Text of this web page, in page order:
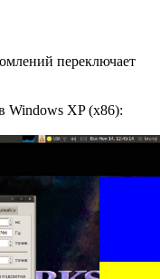
переключает
Windows XP (x86):